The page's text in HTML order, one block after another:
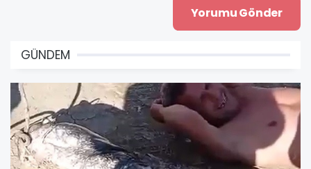
GÜNDEM